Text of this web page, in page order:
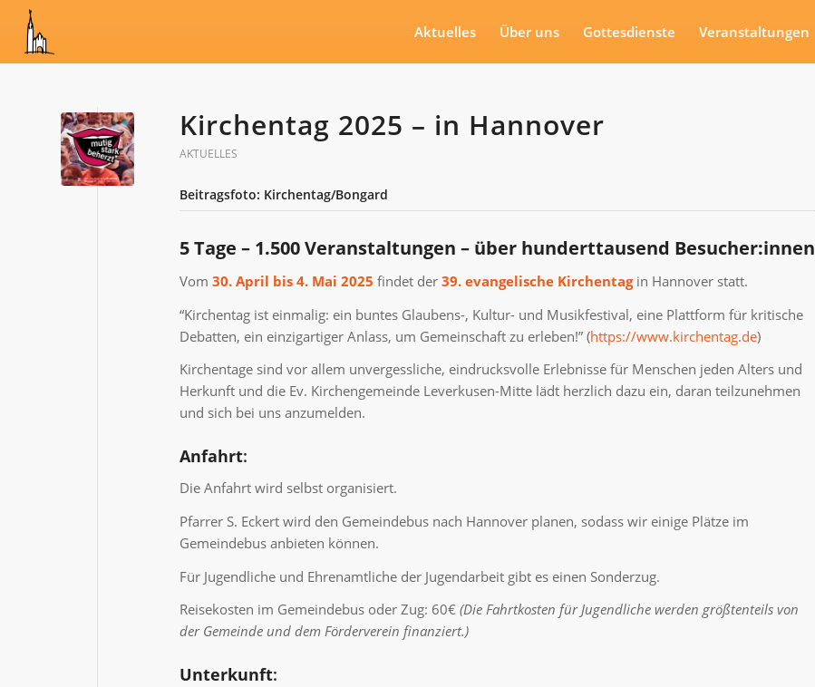
Aktuelles Über uns Gottesdienste Veranstaltungen
Kirchentag 2025 – in Hannover
AKTUELLES
Beitragsfoto: Kirchentag/Bongard
5 Tage – 1.500 Veranstaltungen – über hunderttausend Besucher:innen
Vom 30. April bis 4. Mai 2025 findet der 39. evangelische Kirchentagin Hannover statt.
“Kirchentag ist einmalig: ein buntes Glaubens-, Kultur- und Musikfestival, eine Plattform für kritische
Debatten, ein einzigartiger Anlass, um Gemeinschaft zu erleben!” (https://www.kirchentag.de)
Kirchentage sind vor allem unvergessliche, eindrucksvolle Erlebnisse für Menschen jeden Alters und
Herkunft und die Ev. Kirchengemeinde Leverkusen-Mitte lädt herzlich dazu ein, daran teilzunehmen
und sich bei uns anzumelden.
Anfahrt:
Die Anfahrt wird selbst organisiert.
Pfarrer S. Eckert wird den Gemeindebus nach Hannover planen, sodass wir einige Plätze im
Gemeindebus anbieten können.
Für Jugendliche und Ehrenamtliche der Jugendarbeit gibt es einen Sonderzug.
Reisekosten im Gemeindebus oder Zug: 60€ (Die Fahrtkosten für Jugendliche werden größtenteils von
der Gemeinde und dem Förderverein finanziert.)
Unterkunft: